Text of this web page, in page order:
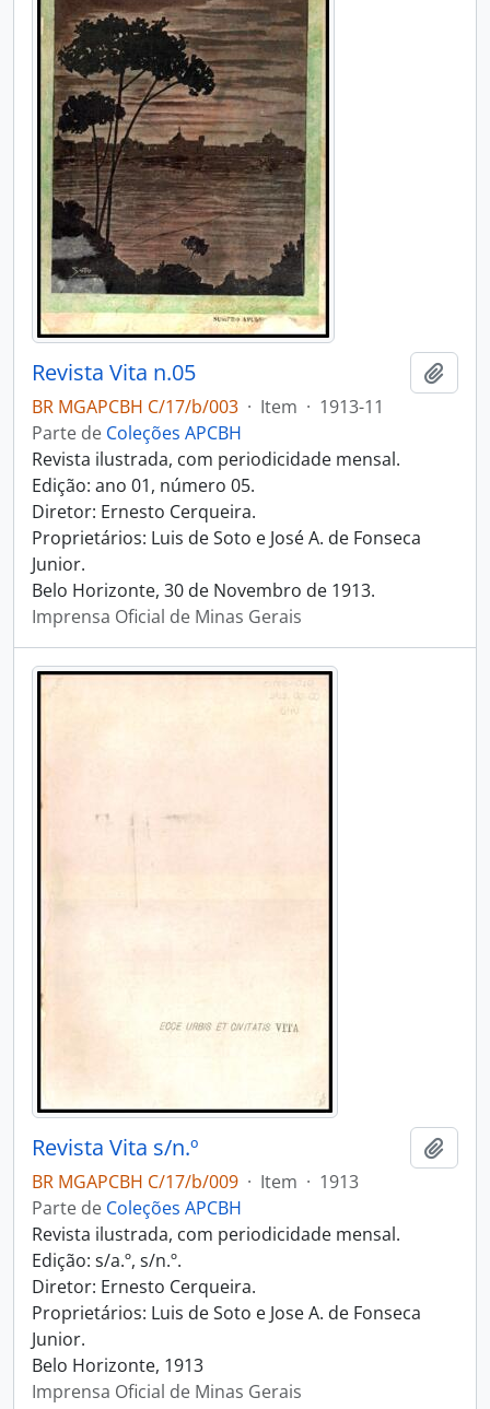
Revista Vita n.05
BR MGAPCBH C/17/b/003 · Item · 1913-11
Parte de Coleções APCBH
Revista ilustrada, com periodicidade mensal.
Edição: ano 01, número 05.
Diretor: Ernesto Cerqueira.
Proprietários: Luis de Soto e José A. de Fonseca
Junior.
Belo Horizonte, 30 de Novembro de 1913.
Imprensa Oficial de Minas Gerais
Revista Vita s/n.º
BR MGAPCBH C/17/b/009 · Item · 1913
Parte de Coleções APCBH
Revista ilustrada, com periodicidade mensal.
Edição: s/a.º, s/n.º.
Diretor: Ernesto Cerqueira.
Proprietários: Luis de Soto e Jose A. de Fonseca
Junior.
Belo Horizonte, 1913
Imprensa Oficial de Minas Gerais